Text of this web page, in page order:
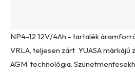
NP4-12 12V/4Ah - tartalék
VRLA, teljesen zárt YUASA márkájú
AGM technológia.